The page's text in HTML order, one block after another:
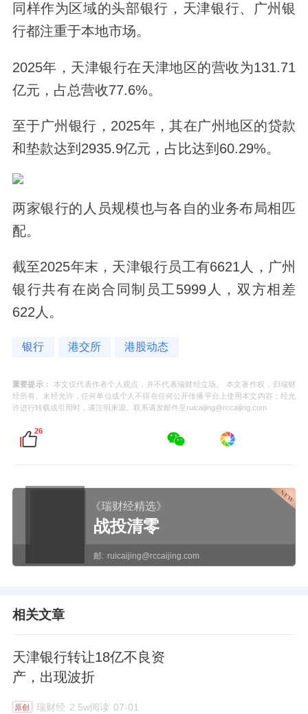
同样作为区域的头部银行，天津银行、广州银
行都注重于本地市场。
2025年，天津银行在天津地区的营收为131.71
亿元，占总营收77.6%。
至于广州银行，2025年，其在广州地区的贷款
和垫款达到2935.9亿元，占比达到60.29%。
两家银行的人员规模也与各自的业务布局相匹
配。
截至2025年末，天津银行员工有6621人，广州
银行共有在岗合同制员工5999人，双方相差
622人。
银行 港交所 港股动态
重要提示：
本文仅代表作者个人观点，并不代表瑞财经立场。 本文著作权，归瑞财
经所有。未经允许，任何单位或个人不得在任何公开传播平台上使用本文内容；经允
许进行转载或引用时，请注明来源。联系请发邮件至ruicaijing@rccaijing.com
26
《瑞财经精选》
战投清零
邮: ruicaijing@rccaijing.com
相关文章
天津银行转让18亿不良资
产，出现波折
原创 瑞财经 2.5w阅读 07-01